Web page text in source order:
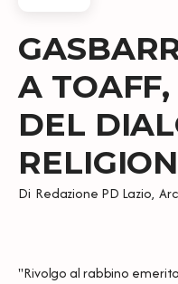
A
DEL
Di Redazione PD Lazio,
"Rivolgo al rabbino